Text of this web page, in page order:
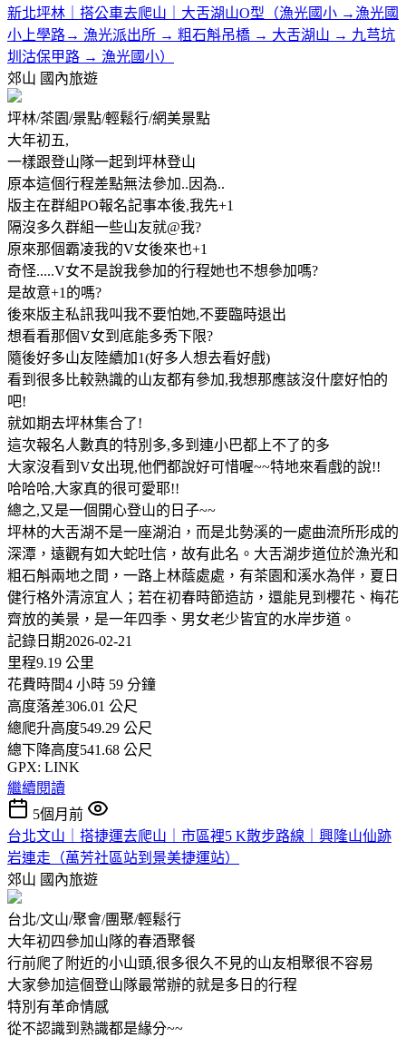
新北坪林｜搭公車去爬山｜大舌湖山O型（漁光國小 →漁光國
小上學路→ 漁光派出所 → 粗石斛吊橋 → 大舌湖山 → 九芎坑
圳沽保甲路 → 漁光國小）
郊山 國內旅遊
坪林/茶園/景點/輕鬆行/網美景點
大年初五,
一樣跟登山隊一起到坪林登山
原本這個行程差點無法參加..因為..
版主在群組PO報名記事本後,我先+1
隔沒多久群組一些山友就@我?
原來那個霸凌我的V女後來也+1
奇怪.....V女不是說我參加的行程她也不想參加嗎?
是故意+1的嗎?
後來版主私訊我叫我不要怕她,不要臨時退出
想看看那個V女到底能多秀下限?
隨後好多山友陸續加1(好多人想去看好戲)
看到很多比較熟識的山友都有參加,我想那應該沒什麼好怕的
吧!
就如期去坪林集合了!
這次報名人數真的特別多,多到連小巴都上不了的多
大家沒看到V女出現,他們都說好可惜喔~~特地來看戲的說!!
哈哈哈,大家真的很可愛耶!!
總之,又是一個開心登山的日子~~
坪林的大舌湖不是一座湖泊，而是北勢溪的一處曲流所形成的
深潭，遠觀有如大蛇吐信，故有此名。大舌湖步道位於漁光和
粗石斛兩地之間，一路上林蔭處處，有茶園和溪水為伴，夏日
健行格外清涼宜人；若在初春時節造訪，還能見到櫻花、梅花
齊放的美景，是一年四季、男女老少皆宜的水岸步道。
記錄日期2026-02-21
里程9.19 公里
花費時間4 小時 59 分鐘
高度落差306.01 公尺
總爬升高度549.29 公尺
總下降高度541.68 公尺
GPX: LINK
繼續閱讀
5個月前
台北文山｜搭捷運去爬山｜市區裡5 K散步路線｜興隆山仙跡
岩連走（萬芳社區站到景美捷運站）
郊山 國內旅遊
台北/文山/聚會/團聚/輕鬆行
大年初四參加山隊的春酒聚餐
行前爬了附近的小山頭,很多很久不見的山友相聚很不容易
大家參加這個登山隊最常辦的就是多日的行程
特別有革命情感
從不認識到熟識都是緣分~~